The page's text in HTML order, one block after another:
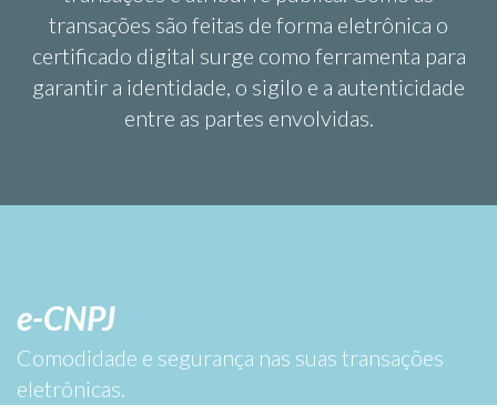
transações são feitas de forma eletrônica o
certificado digital surge como ferramenta para
garantir a identidade, o sigilo e a autenticidade
entre as partes envolvidas.
e-CNPJ
Comodidade e segurança nas suas transações
eletrônicas.